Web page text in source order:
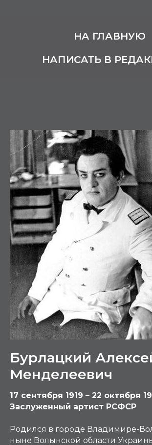
НА ГЛАВНУЮ
НАПИСАТЬ В
Бурлацкий
Менделеевич
17 сентября 1919 – 22 октября
Заслуженный артист РСФСР
Родился в городе Владимире-
ныне Волынской области